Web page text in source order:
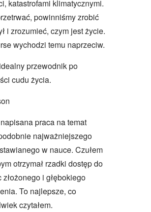
katastrofami klimatycznymi.
powinniśmy zrobić
i zrozumieć, czym jest życie.
wychodzi temu naprzeciw.
przewodnik po
cudu życia.
praca na temat
najważniejszego
w nauce. Czułem
otrzymał rzadki dostęp do
złożonego i głębokiego
To najlepsze, co
czytałem.